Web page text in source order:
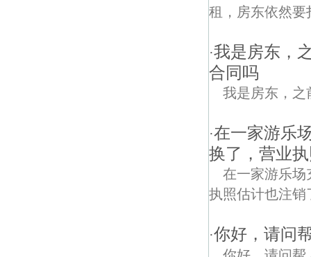
租，房东依然要
·我是房东，
合同吗
我是房东，之
·在一家游乐
换了，营业
在一家游乐场
执照估计也注销
·你好，请问